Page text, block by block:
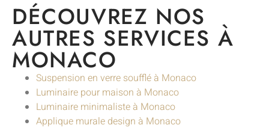
DÉCOUVREZ NOS
AUTRES SERVICES À
MONACO
Suspension en verre soufflé à Monaco
Luminaire pour maison à Monaco
Luminaire minimaliste à Monaco
Applique murale design à Monaco